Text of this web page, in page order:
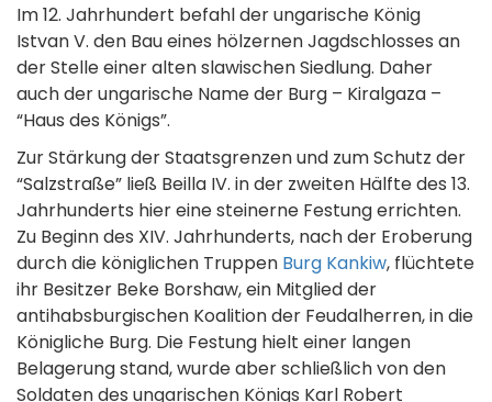
Im 12. Jahrhundert befahl der ungarische König
Istvan V. den Bau eines hölzernen Jagdschlosses an
der Stelle einer alten slawischen Siedlung. Daher
auch der ungarische Name der Burg – Kiralgaza –
“Haus des Königs”.
Zur Stärkung der Staatsgrenzen und zum Schutz der
“Salzstraße” ließ Beilla IV. in der zweiten Hälfte des 13.
Jahrhunderts hier eine steinerne Festung errichten.
Zu Beginn des XIV. Jahrhunderts, nach der Eroberung
durch die königlichen Truppen Burg Kankiw, flüchtete
ihr Besitzer Beke Borshaw, ein Mitglied der
antihabsburgischen Koalition der Feudalherren, in die
Königliche Burg. Die Festung hielt einer langen
Belagerung stand, wurde aber schließlich von den
Soldaten des ungarischen Königs Karl Robert